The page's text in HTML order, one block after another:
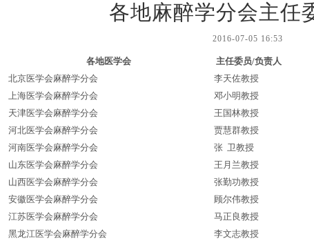
各地麻醉学分会主任
2016-07-05 16:53
各地医学会
主任委员/负责人
北京医学会麻醉学分会
李天佐教授
上海医学会麻醉学分会
邓小明教授
天津医学会麻醉学分会
王国林教授
河北医学会麻醉学分会
贾慧群教授
河南医学会麻醉学分会
张 卫教授
山东医学会麻醉学分会
王月兰教授
山西医学会麻醉学分会
张勤功教授
安徽医学会麻醉学分会
顾尔伟教授
江苏医学会麻醉学分会
马正良教授
黑龙江医学会麻醉学分会
李文志教授